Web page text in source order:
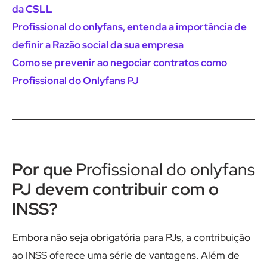
da CSLL
Profissional do onlyfans, entenda a importância de
definir a Razão social da sua empresa
Como se prevenir ao negociar contratos como
Profissional do Onlyfans PJ
Por que Profissional do onlyfans
PJ devem contribuir com o
INSS?
Embora não seja obrigatória para PJs, a contribuição
ao INSS oferece uma série de vantagens. Além de